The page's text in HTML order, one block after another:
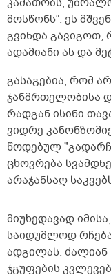
მოსწონს“. ეს
გვინდა
ადამიანი ას და
გასაგებია, რომ
ჯანმრთელობისა
რადგან ისინი
ვიდრე
წოდებულ
ცხოვრება
არაჯანსაღ
მიუხედავად
საიდუმლოდ
ადგილას. ძალიან
ჯგუფების